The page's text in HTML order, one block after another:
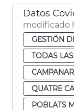
Datos
modificado
GESTIÓN
TODAS
CAMPANAR
QUATRE
POBLATS